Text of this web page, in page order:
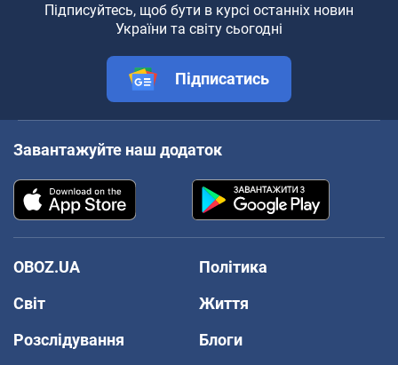
Підписуйтесь, щоб бути в курсі останніх новин
України та світу сьогодні
Підписатись
Завантажуйте наш додаток
OBOZ.UA
Політика
Світ
Життя
Розслідування
Блоги